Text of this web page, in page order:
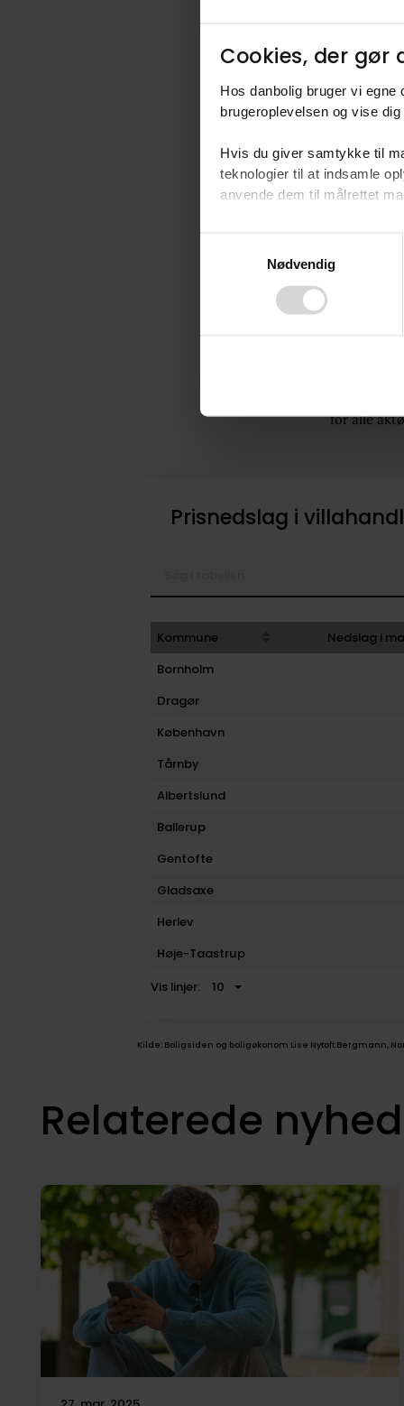
Cookies, der gør
Hos danbolig bruger vi
brugeroplevelsen og vise
Hvis du giver samtykke til
teknologier til at indsamle
anvende dem til målrettet
Ved at klikke på ”OK”
tilbagekalde dit samtykke
Nødvendig
man
Ifølge
»Under
utroligt
højere
sænkede
og
normalt
for alle
Prisnedslag i
KommuneSort table by Kommune in
Nedslag iSort
Bornholm
Dragør
København
Tårnby
Albertslund
Ballerup
Gentofte
Gladsaxe
Herlev
Høje-Taastrup
Vis linjer:
Kilde: Boligsiden og boligøkonom Lise Nytoft Bergmann,
Relaterede